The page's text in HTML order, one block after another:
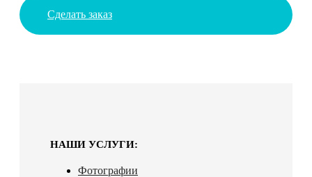
Сделать заказ
НАШИ УСЛУГИ:
Фотографии